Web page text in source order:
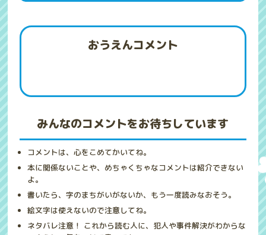
おうえんコメント
みんなのコメントをお待ちしています
コメントは、心をこめてかいてね。
本に関係ないことや、めちゃくちゃなコメントは紹介できない
よ。
書いたら、字のまちがいがないか、もう一度読みなおそう。
絵文字は使えないので注意してね。
ネタバレ注意！ これから読む人に、犯人や事件解決がわからな